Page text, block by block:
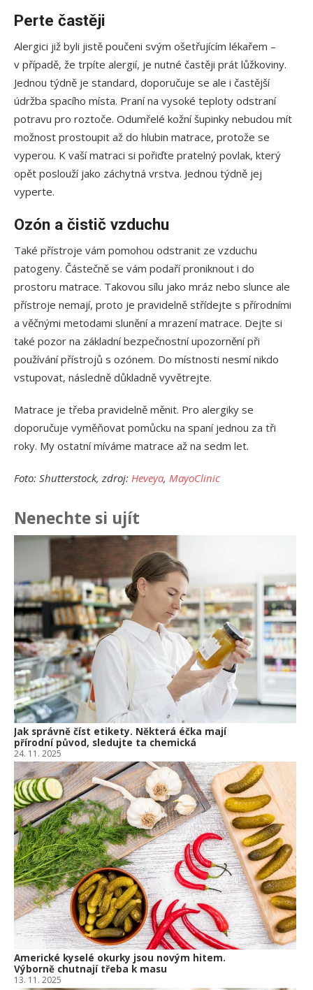
Perte častěji
Alergici již byli jistě poučeni svým ošetřujícím lékařem –
v případě, že trpíte alergií, je nutné častěji prát lůžkoviny.
Jednou týdně je standard, doporučuje se ale i častější
údržba spacího místa. Praní na vysoké teploty odstraní
potravu pro roztoče. Odumřelé kožní šupinky nebudou mít
možnost prostoupit až do hlubin matrace, protože se
vyperou. K vaší matraci si pořiďte pratelný povlak, který
opět poslouží jako záchytná vrstva. Jednou týdně jej
vyperte.
Ozón a čistič vzduchu
Také přístroje vám pomohou odstranit ze vzduchu
patogeny. Částečně se vám podaří proniknout i do
prostoru matrace. Takovou sílu jako mráz nebo slunce ale
přístroje nemají, proto je pravidelně střídejte s přírodními
a věčnými metodami slunění a mrazení matrace. Dejte si
také pozor na základní bezpečnostní upozornění při
používání přístrojů s ozónem. Do místnosti nesmí nikdo
vstupovat, následně důkladně vyvětrejte.
Matrace je třeba pravidelně měnit. Pro alergiky se
doporučuje vyměňovat pomůcku na spaní jednou za tři
roky. My ostatní míváme matrace až na sedm let.
Foto: Shutterstock, zdroj: Heveya, MayoClinic
Nenechte si ujít
Jak správně číst etikety. Některá éčka mají
přírodní původ, sledujte ta chemická
24. 11. 2025
Americké kyselé okurky jsou novým hitem.
Výborně chutnají třeba k masu
13. 11. 2025